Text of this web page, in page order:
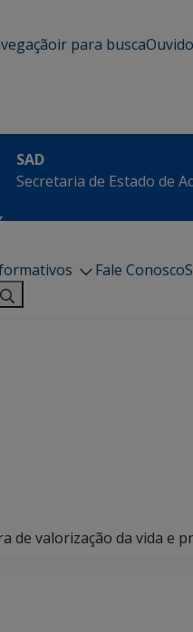
ir para busca
SAD
Secretaria de Estado de
Fale Conosco
de valorização da vida e